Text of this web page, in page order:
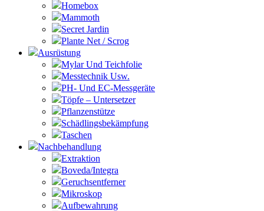
Homebox
Mammoth
Secret Jardin
Plante Net / Scrog
Ausrüstung
Mylar Und Teichfolie
Messtechnik Usw.
PH- Und EC-Messgeräte
Töpfe – Untersetzer
Pflanzenstütze
Schädlingsbekämpfung
Taschen
Nachbehandlung
Extraktion
Boveda/Integra
Geruchsentferner
Mikroskop
Aufbewahrung